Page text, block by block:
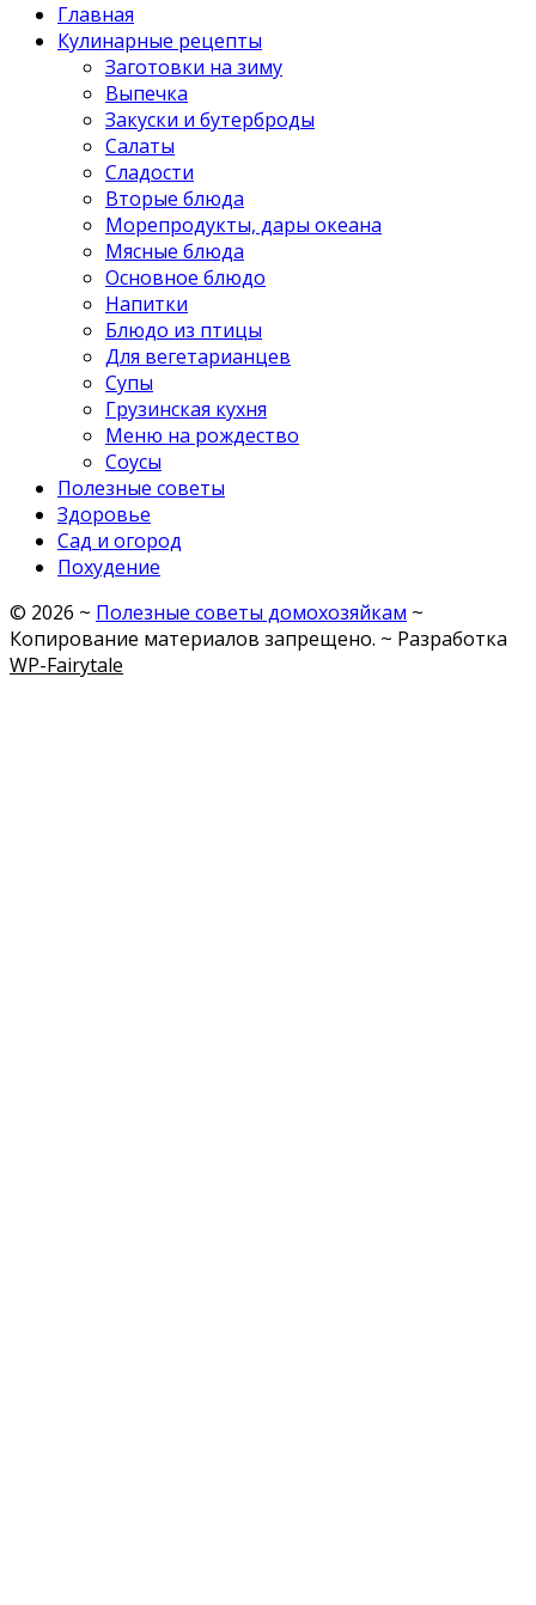
Главная
Кулинарные рецепты
Заготовки на зиму
Выпечка
Закуски и бутерброды
Салаты
Сладости
Вторые блюда
Морепродукты, дары океана
Мясные блюда
Основное блюдо
Напитки
Блюдо из птицы
Для вегетарианцев
Супы
Грузинская кухня
Меню на рождество
Соусы
Полезные советы
Здоровье
Сад и огород
Похудение
© 2026 ~ Полезные советы домохозяйкам ~
Копирование материалов запрещено. ~ Разработка
WP-Fairytale